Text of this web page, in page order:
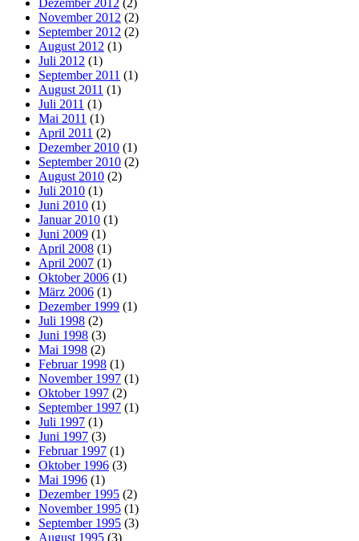
November 2012 (2)
September 2012 (2)
August 2012 (1)
Juli 2012 (1)
September 2011 (1)
August 2011 (1)
Juli 2011 (1)
Mai 2011 (1)
April 2011 (2)
Dezember 2010 (1)
September 2010 (2)
August 2010 (2)
Juli 2010 (1)
Juni 2010 (1)
Januar 2010 (1)
Juni 2009 (1)
April 2008 (1)
April 2007 (1)
Oktober 2006 (1)
März 2006 (1)
Dezember 1999 (1)
Juli 1998 (2)
Juni 1998 (3)
Mai 1998 (2)
Februar 1998 (1)
November 1997 (1)
Oktober 1997 (2)
September 1997 (1)
Juli 1997 (1)
Juni 1997 (3)
Februar 1997 (1)
Oktober 1996 (3)
Mai 1996 (1)
Dezember 1995 (2)
November 1995 (1)
September 1995 (3)
August 1995 (3)